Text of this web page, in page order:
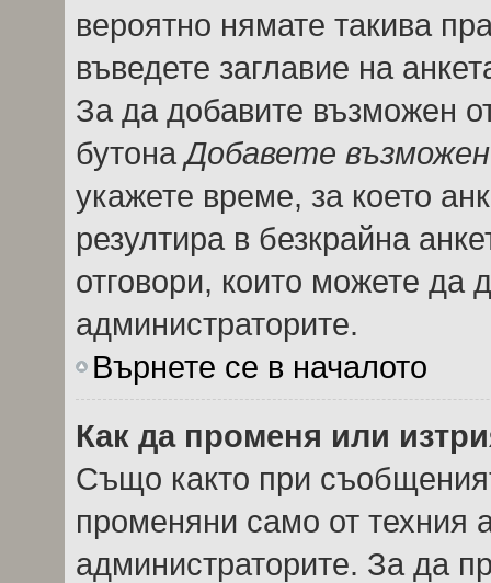
вероятно нямате такива
въведете заглавие на
За да добавите възможен
бутонаДобавете
укажете време, за което
резултира в безкрайна
отговори, които можете да
администраторите.
Върнете се в началото
Как да променя или
Също както при
променяни само от техния
администраторите. За да